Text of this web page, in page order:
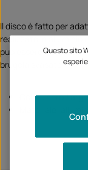
Il disco è fatto per
realizzato in alluminio
può essere installato
brugola svasate
Colori: nero /
Questo sito